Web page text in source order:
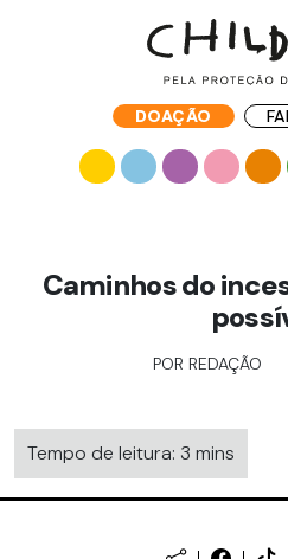
DOAÇÃO
Caminhos do
POR REDAÇÃO
Tempo de leitura: 3 mins